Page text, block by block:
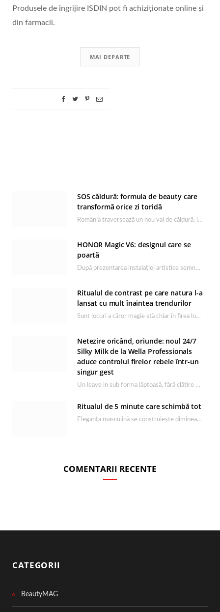
Produsele de îngrijire ISDIN pot fi achiziționate online și
din farmacii.
MAI DEPARTE
SOS căldură: formula de beauty care
transformă orice zi toridă
România traversează un nou val de căldură, iar rutina de îngrijire capătă un rol esențial…
HONOR Magic V6: designul care se
poartă
După prezentarea instalației artistice semnată de Catrinel Săbăciag în cadrul evenimentului de lansare HONOR Magic…
Ritualul de contrast pe care natura l-a
lansat cu mult înaintea trendurilor
Sunt locuri a căror magie stă chiar în firea lor naturală, iar Lacul Ursu din…
Netezire oricând, oriunde: noul 24/7
Silky Milk de la Wella Professionals
aduce controlul firelor rebele într-un
singur gest
Un leave in sub forma lăptoasă, fără clătire care completează rutina Ultimate Smooth și transformă…
Ritualul de 5 minute care schimbă tot
Eleganța masculină se construiește dimineața, în câteva minute și cu produsele potrivite. O rutină de…
COMENTARII RECENTE
CATEGORII
BeautyMAG